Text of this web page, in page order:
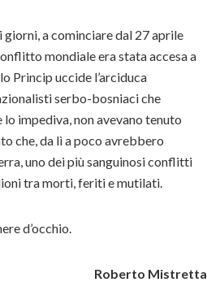
giorni, a cominciare dal 27 aprile
mondiale era stata accesa a
Princip uccide l’arciduca
serbo-bosniaci che
lo impediva, non avevano tenuto
che, da lì a poco avrebbero
uno dei più sanguinosi conflitti
tra morti, feriti e mutilati.
d’occhio.
Roberto Mistretta